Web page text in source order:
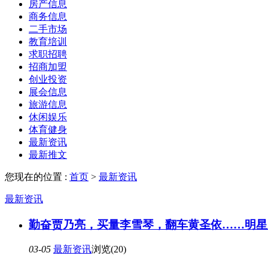
房产信息
商务信息
二手市场
教育培训
求职招聘
招商加盟
创业投资
展会信息
旅游信息
休闲娱乐
体育健身
最新资讯
最新推文
您现在的位置 : 首页 > 最新资讯
最新资讯
勤奋贾乃亮，买量李雪琴，翻车黄圣依……明星
03-05 最新资讯浏览(20)